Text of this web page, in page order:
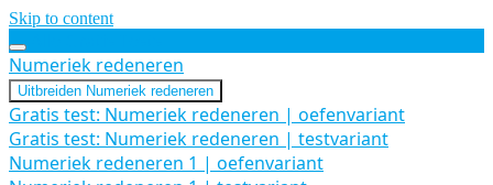
Skip to content
Numeriek redeneren
Uitbreiden Numeriek redeneren
Gratis test: Numeriek redeneren | oefenvariant
Gratis test: Numeriek redeneren | testvariant
Numeriek redeneren 1 | oefenvariant